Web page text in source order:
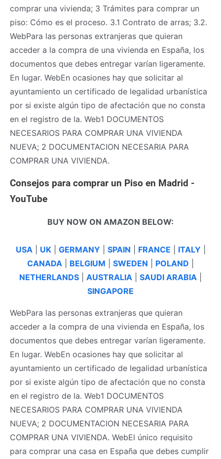
comprar una vivienda; 3 Trámites para comprar un
piso: Cómo es el proceso. 3.1 Contrato de arras; 3.2.
WebPara las personas extranjeras que quieran
acceder a la compra de una vivienda en España, los
documentos que debes entregar varían ligeramente.
En lugar. WebEn ocasiones hay que solicitar al
ayuntamiento un certificado de legalidad urbanística
por si existe algún tipo de afectación que no consta
en el registro de la. Web1 DOCUMENTOS
NECESARIOS PARA COMPRAR UNA VIVIENDA
NUEVA; 2 DOCUMENTACION NECESARIA PARA
COMPRAR UNA VIVIENDA.
Consejos para comprar un Piso en Madrid -
YouTube
BUY NOW ON AMAZON BELOW:
USA UK| GERMANY SPAIN FRANCE ITALY
CANADA
BELGIUM SWEDEN POLAND
NETHERLANDS
AUSTRALIA SAUDI ARABIA
SINGAPORE
WebPara las personas extranjeras que quieran
acceder a la compra de una vivienda en España, los
documentos que debes entregar varían ligeramente.
En lugar. WebEn ocasiones hay que solicitar al
ayuntamiento un certificado de legalidad urbanística
por si existe algún tipo de afectación que no consta
en el registro de la. Web1 DOCUMENTOS
NECESARIOS PARA COMPRAR UNA VIVIENDA
NUEVA; 2 DOCUMENTACION NECESARIA PARA
COMPRAR UNA VIVIENDA. WebEl único requisito
para comprar una casa en España que debes cumplir